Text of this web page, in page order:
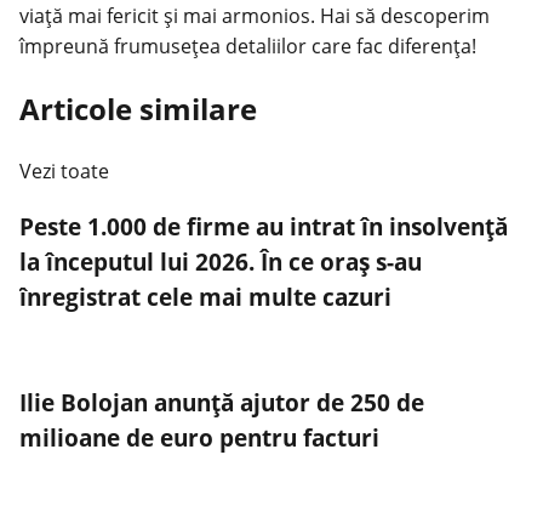
viață mai fericit și mai armonios. Hai să descoperim
împreună frumusețea detaliilor care fac diferența!
Articole similare
Vezi toate
Peste 1.000 de firme au intrat în insolvență
la începutul lui 2026. În ce oraș s-au
înregistrat cele mai multe cazuri
Ilie Bolojan anunță ajutor de 250 de
milioane de euro pentru facturi